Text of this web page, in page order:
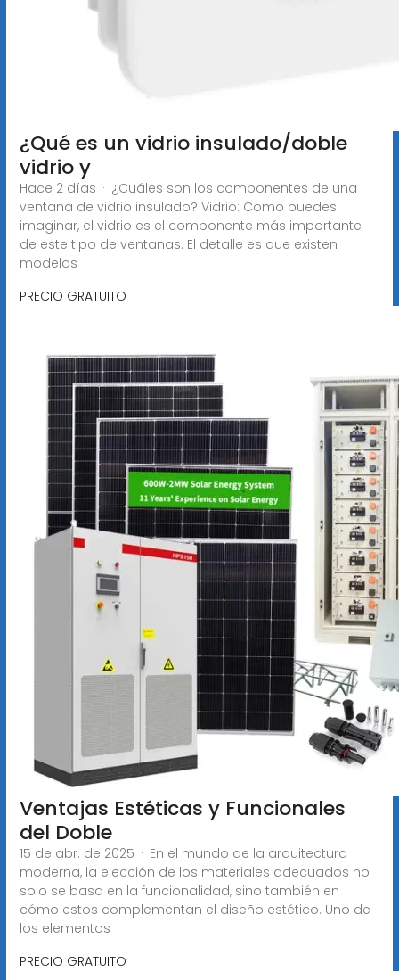
¿Qué es un vidrio insulado/doble
vidrio y
Hace 2 días · ¿Cuáles son los componentes de una
ventana de vidrio insulado? Vidrio: Como puedes
imaginar, el vidrio es el componente más importante
de este tipo de ventanas. El detalle es que existen
modelos
PRECIO GRATUITO
Ventajas Estéticas y Funcionales
del Doble
15 de abr. de 2025 · En el mundo de la arquitectura
moderna, la elección de los materiales adecuados no
solo se basa en la funcionalidad, sino también en
cómo estos complementan el diseño estético. Uno de
los elementos
PRECIO GRATUITO